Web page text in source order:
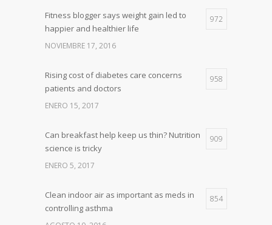
Fitness blogger says weight gain led to
happier and healthier life
972
NOVIEMBRE 17, 2016
Rising cost of diabetes care concerns
patients and doctors
958
ENERO 15, 2017
Can breakfast help keep us thin? Nutrition
science is tricky
909
ENERO 5, 2017
Clean indoor air as important as meds in
controlling asthma
854